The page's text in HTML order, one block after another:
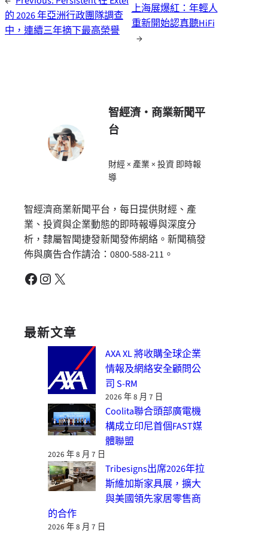
的 2026 年亞洲行政團隊調查
中，連續三年摘下最高榮譽
上海展爆紅：年輕人
重新開始認真聽HiFi
→
智經濟・商業新聞平
台
財經 × 產業 × 投資 即時報
導
智經濟商業新聞平台，每日提供財經、產
業、投資與企業動態的即時報導與深度分
析，隸屬智聞捷發新聞發佈網絡。新聞稿發
佈與廣告合作請洽：0800-588-211。
Facebook Instagram X
最新文章
AXA XL 將收購全球企業
情報及網絡安全顧問公
司 S-RM
2026 年 8 月 7 日
Coolita聯合頭部廣電機
構成立印尼首個FAST媒
體聯盟
2026 年 8 月 7 日
Tribesigns出席2026年拉
斯維加斯家具展，擴大
與美國領先家居零售商
的合作
2026 年 8 月 7 日